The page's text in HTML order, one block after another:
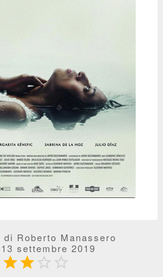
di Roberto Manassero
settembre 2019
  